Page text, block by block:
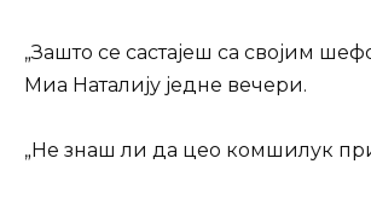
„Зашто се састајеш са својим
Миа Наталију једне вечери.
„Не знаш ли да цео комшилук